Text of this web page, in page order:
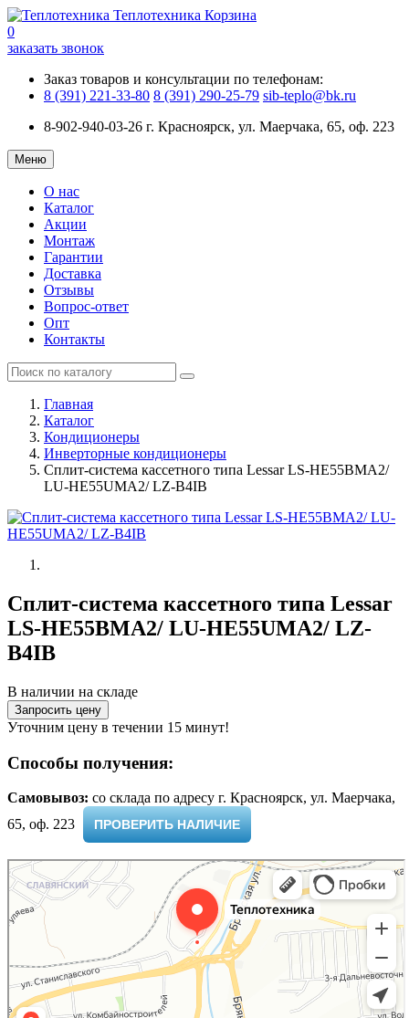
Теплотехника Корзина
0
заказать звонок
Заказ товаров и консультации по телефонам:
8 (391) 221-33-80 8 (391) 290-25-79 sib-teplo@bk.ru
8-902-940-03-26 г. Красноярск, ул. Маерчака, 65, оф. 223
Меню
О нас
Каталог
Акции
Монтаж
Гарантии
Доставка
Отзывы
Вопрос-ответ
Опт
Контакты
Главная
Каталог
Кондиционеры
Инверторные кондиционеры
Сплит-система кассетного типа Lessar LS-HE55BMA2/
LU-HE55UMA2/ LZ-B4IB
Сплит-система кассетного типа Lessar
LS-HE55BMA2/ LU-HE55UMA2/ LZ-
B4IB
В наличии на складе
Запросить цену
Уточним цену в течении 15 минут!
Способы получения:
Самовывоз: cо склада по адресу г. Красноярск, ул. Маерчака,
65, оф. 223 ​
ПРОВЕРИТЬ НАЛИЧИЕ